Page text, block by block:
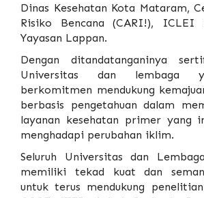
Dinas Kesehatan Kota Mataram,
Risiko Bencana (CARI!), ICLEI
Yayasan Lappan.
Dengan ditandatanganinya
Universitas dan lembaga
berkomitmen mendukung
berbasis pengetahuan dalam
layanan kesehatan primer yang
menghadapi perubahan iklim.
Seluruh Universitas dan
memiliki tekad kuat dan
untuk terus mendukung